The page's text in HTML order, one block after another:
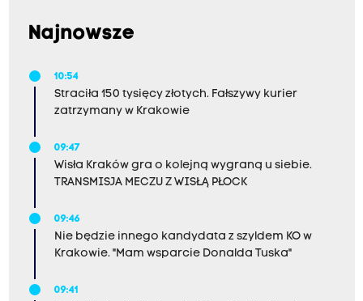
Najnowsze
10:54
Straciła 150 tysięcy złotych. Fałszywy kurier
zatrzymany w Krakowie
09:47
Wisła Kraków gra o kolejną wygraną u siebie.
TRANSMISJA MECZU Z WISŁĄ PŁOCK
09:46
Nie będzie innego kandydata z szyldem KO w
Krakowie. "Mam wsparcie Donalda Tuska"
09:41